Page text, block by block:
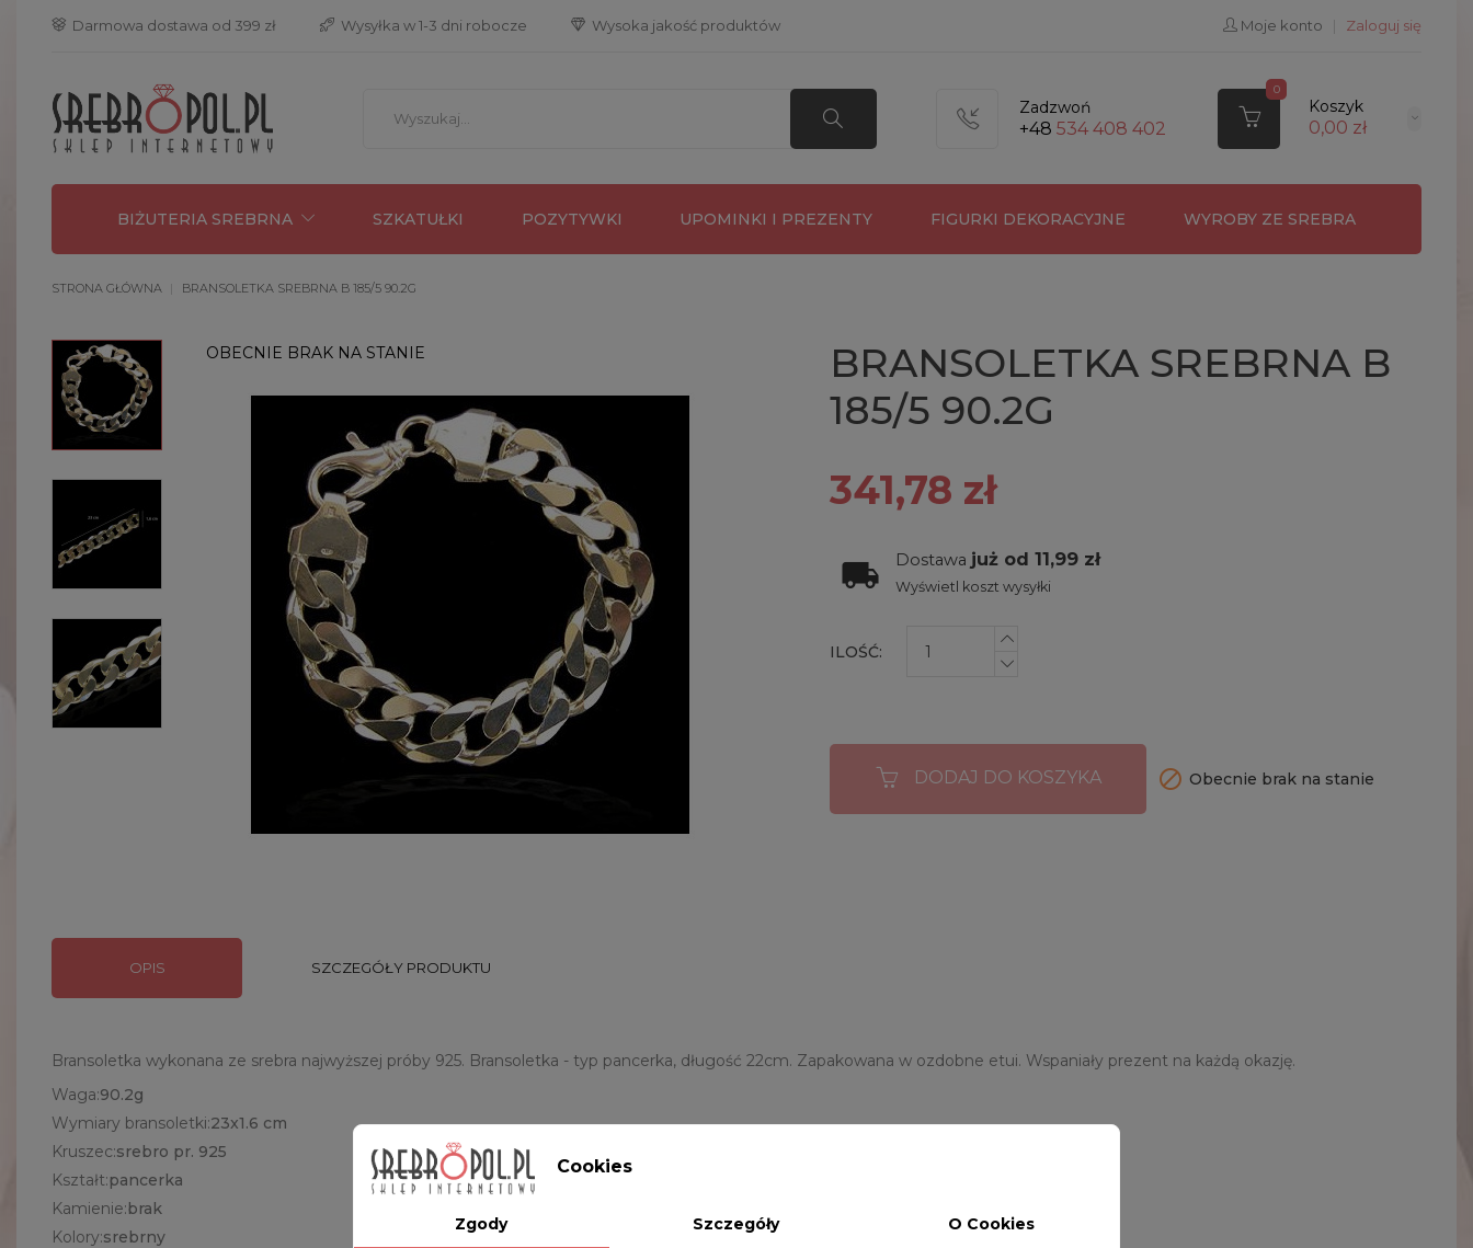
 Darmowa dostawa od 399 zł  Wysyłka w 1-3 dni robocze  Wysoka jakość produktów Moje konto Zaloguj się
Zadzwoń
+48 534 408 402
0
Koszyk
0,00 zł
BIŻUTERIA SREBRNA SZKATUŁKI POZYTYWKI UPOMINKI I PREZENTY FIGURKI DEKORACYJNE WYROBY ZE SREBRA
STRONA GŁÓWNA BRANSOLETKA SREBRNA B 185/5 90.2G
OBECNIE BRAK NA STANIE
BRANSOLETKA SREBRNA B
185/5 90.2G
341,78 zł
Dostawa już od 11,99 zł
Wyświetl koszt wysyłki
ILOŚĆ:
DODAJ DO KOSZYKA  Obecnie brak na stanie
OPIS SZCZEGÓŁY PRODUKTU
Bransoletka wykonana ze srebra najwyższej próby 925. Bransoletka - typ pancerka, długość 22cm. Zapakowana w ozdobne etui. Wspaniały prezent na każdą okazję.
Waga:90.2g
Wymiary bransoletki:23x1.6 cm
Kruszec:srebro pr. 925
Kształt:pancerka
Kamienie:brak
Kolory:srebrny
Cookies
Zgody Szczegóły O Cookies